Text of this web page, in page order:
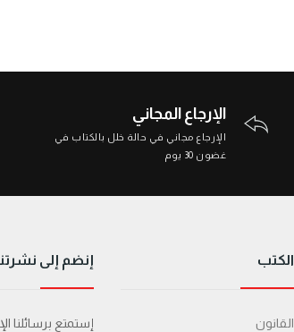
الإرجاع المجاني
الإرجاع مجاني في حالة خلل بالكتاب في
غضون 30 يوم
الكتب
القانون
إنضم إلى
إستمتع برسائلنا